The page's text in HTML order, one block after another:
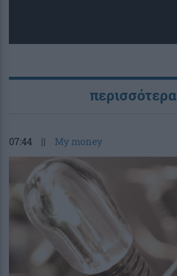
περισσότερα
07:44 || My money